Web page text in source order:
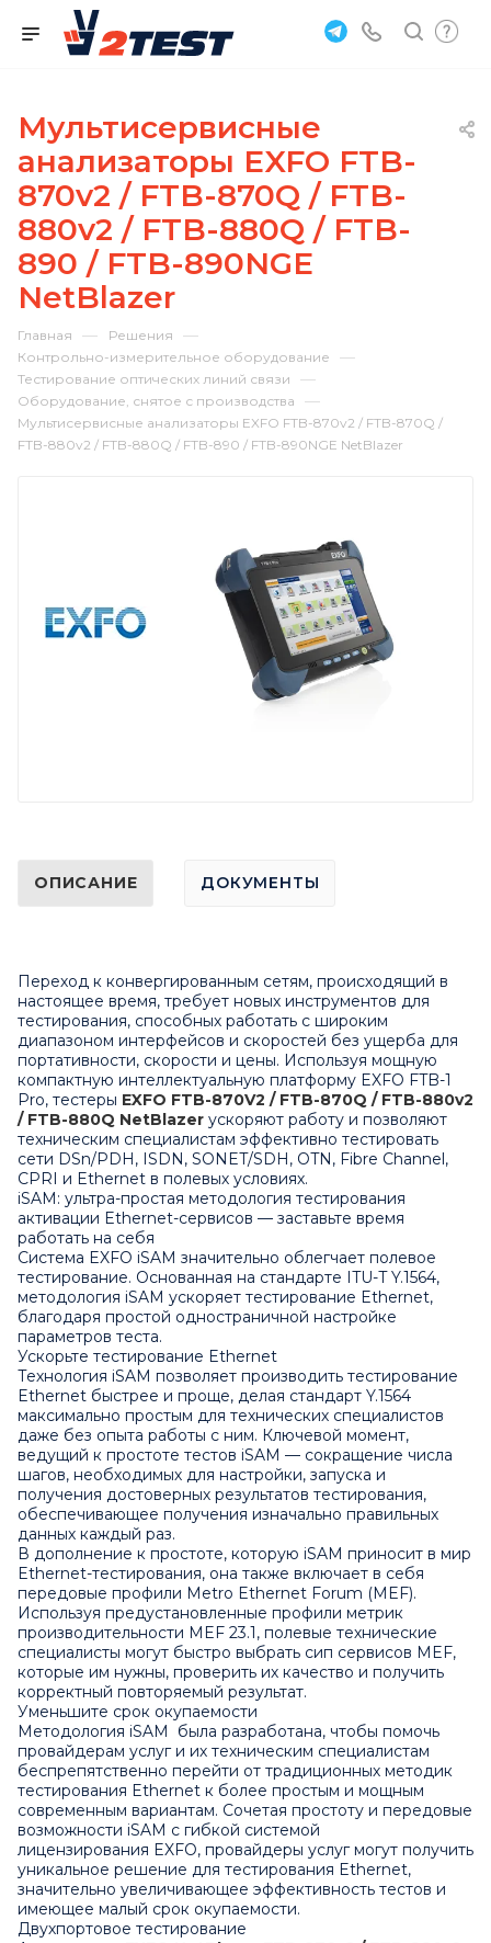
Мультисервисные
анализаторы EXFO FTB-
870v2 / FTB-870Q / FTB-
880v2 / FTB-880Q / FTB-
890 / FTB-890NGE
NetBlazer
Главная — Решения —
Контрольно-измерительное оборудование —
Тестирование оптических линий связи —
Оборудование, снятое с производства —
Мультисервисные анализаторы EXFO FTB-870v2 / FTB-870Q /
FTB-880v2 / FTB-880Q / FTB-890 / FTB-890NGE NetBlazer
ОПИСАНИЕ ДОКУМЕНТЫ
Переход к конвергированным сетям, происходящий в
настоящее время, требует новых инструментов для
тестирования, способных работать с широким
диапазоном интерфейсов и скоростей без ущерба для
портативности, скорости и цены. Используя мощную
компактную интеллектуальную платформу EXFO FTB-1
Pro, тестеры EXFO FTB-870V2 / FTB-870Q / FTB-880v2
/ FTB-880Q NetBlazer ускоряют работу и позволяют
техническим специалистам эффективно тестировать
сети DSn/PDH, ISDN, SONET/SDH, OTN, Fibre Channel,
CPRI и Ethernet в полевых условиях.
iSAM: ультра-простая методология тестирования
активации Ethernet-сервисов — заставьте время
работать на себя
Система EXFO iSAM значительно облегчает полевое
тестирование. Основанная на стандарте ITU-T Y.1564,
методология iSAM ускоряет тестирование Ethernet,
благодаря простой одностраничной настройке
параметров теста.
Ускорьте тестирование Ethernet
Технология iSAM позволяет производить тестирование
Ethernet быстрее и проще, делая стандарт Y.1564
максимально простым для технических специалистов
даже без опыта работы с ним. Ключевой момент,
ведущий к простоте тестов iSAM — сокращение числа
шагов, необходимых для настройки, запуска и
получения достоверных результатов тестирования,
обеспечивающее получения изначально правильных
данных каждый раз.
В дополнение к простоте, которую iSAM приносит в мир
Ethernet-тестирования, она также включает в себя
передовые профили Metro Ethernet Forum (MEF).
Используя предустановленные профили метрик
производительности MEF 23.1, полевые технические
специалисты могут быстро выбрать сип сервисов MEF,
которые им нужны, проверить их качество и получить
корректный повторяемый результат.
Уменьшите срок окупаемости
Методология iSAM была разработана, чтобы помочь
провайдерам услуг и их техническим специалистам
беспрепятственно перейти от традиционных методик
тестирования Ethernet к более простым и мощным
современным вариантам. Сочетая простоту и передовые
возможности iSAM с гибкой системой
лицензирования EXFO, провайдеры услуг могут получить
уникальное решение для тестирования Ethernet,
значительно увеличивающее эффективность тестов и
имеющее малый срок окупаемости.
Двухпортовое тестирование